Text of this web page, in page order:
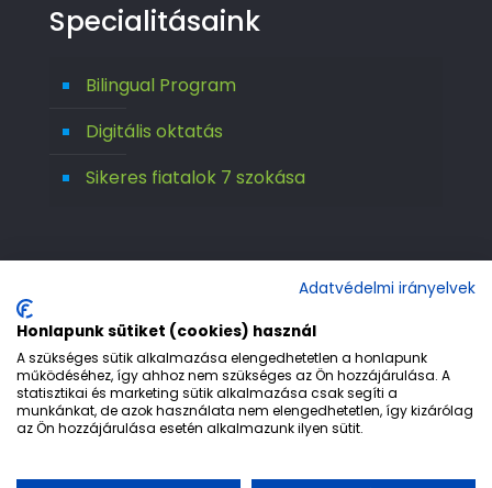
Specialitásaink
Bilingual Program
Digitális oktatás
Sikeres fiatalok 7 szokása
© 1992-2026 Európa 2000 Gimnázium. All
Rights Reserved.
Etika
Adatvédelem Jogi nyilatkozat
Adatvédelmi irányelvek
Honlapunk sütiket (cookies) használ
A szükséges sütik alkalmazása elengedhetetlen a honlapunk
működéséhez, így ahhoz nem szükséges az Ön hozzájárulása. A
statisztikai és marketing sütik alkalmazása csak segíti a
munkánkat, de azok használata nem elengedhetetlen, így kizárólag
az Ön hozzájárulása esetén alkalmazunk ilyen sütit.